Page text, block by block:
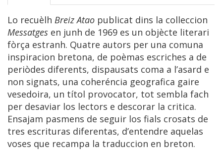
Lo recuèlh Breiz Atao publicat dins la colleccion
Messatges en junh de 1969 es un objècte literari
fòrça estranh. Quatre autors per una comuna
inspiracion bretona, de poèmas escriches a de
periòdes diferents, dispausats coma a l’asard e
non signats, una coheréncia geografica gaire
vesedoira, un títol provocator, tot sembla fach
per desaviar los lectors e descorar la critica.
Ensajam pasmens de seguir los fials crosats de
tres escrituras diferentas, d’entendre aquelas
voses que recampa la traduccion en breton.